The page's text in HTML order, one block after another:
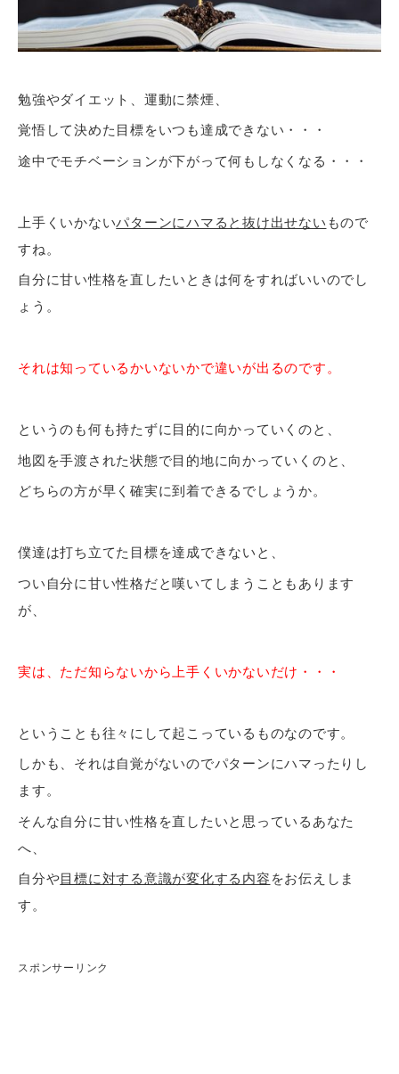
勉強やダイエット、運動に禁煙、
覚悟して決めた目標をいつも達成できない・・・
途中でモチベーションが下がって何もしなくなる・・・
上手くいかないパターンにハマると抜け出せない もので
すね。
自分に甘い性格を直したいときは何をすればいいのでし
ょう。
それは知っているかいないかで違いが出るのです。
というのも何も持たずに目的に向かっていくのと、
地図を手渡された状態で目的地に向かっていくのと、
どちらの方が早く確実に到着できるでしょうか。
僕達は打ち立てた目標を達成できないと、
つい自分に甘い性格だと嘆いてしまうこともあります
が、
実は、ただ知らないから上手くいかないだけ・・・
ということも往々にして起こっているものなのです。
しかも、それは自覚がないのでパターンにハマったりし
ます。
そんな自分に甘い性格を直したいと思っているあなた
へ、
自分や目標に対する意識が変化する内容 をお伝えしま
す。
スポンサーリンク